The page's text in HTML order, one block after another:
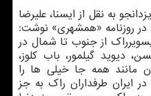
به نقل از ایسنا، علیرضا
روزنامه «همشهری» نوشت:
از جنوب تا شمال در
دیوید گیلمور، باب کلوز،
مانند همه جا خیلی ها را
ایران طرفداران راک به جز